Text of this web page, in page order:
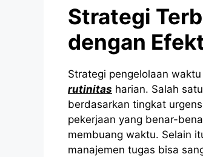
Strategi
dengan
Strategi pengelolaan
rutinitas harian. Salah
berdasarkan tingkat
pekerjaan yang benar-
membuang waktu. Selain
manajemen tugas bisa